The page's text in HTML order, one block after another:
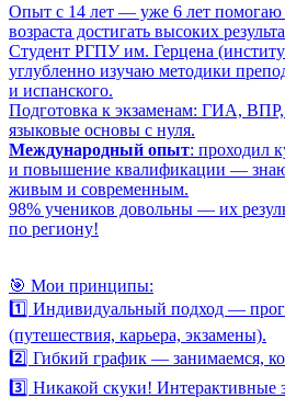
Опыт с 14 лет — уже 6 лет
возраста достигать высоких
Студент РГПУ им. Герцена
углубленно изучаю методики
и испанского.
Подготовка к экзаменам: ГИА,
языковые основы с нуля.
Международный опыт: проходил
и повышение квалификации —
живым и современным.
98% учеников довольны — их
по региону!
🎯 Мои принципы:
1️⃣ Индивидуальный подход —
(путешествия, карьера, экзамены).
2️⃣ Гибкий график — занимаемся,
3️⃣ Никакой скуки! Интерактивные